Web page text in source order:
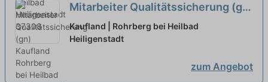
Mitarbeiter Qualitätssicherung (gn)
neu
Kaufland | Rohrberg bei Heilbad
Heiligenstadt
zum Angebot